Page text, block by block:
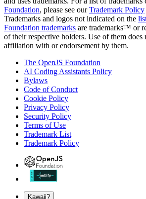
Foundation, please see ourTrademark Policy
Trademarks and logos not indicated on the
Foundation trademarks are trademarks™ or
of their respective holders. Use of them
affiliation with or endorsement by them.
The OpenJS Foundation
AI Coding Assistants Policy
Bylaws
Code of Conduct
Cookie Policy
Privacy Policy
Security Policy
Terms of Use
Trademark List
Trademark Policy
Kawaii?